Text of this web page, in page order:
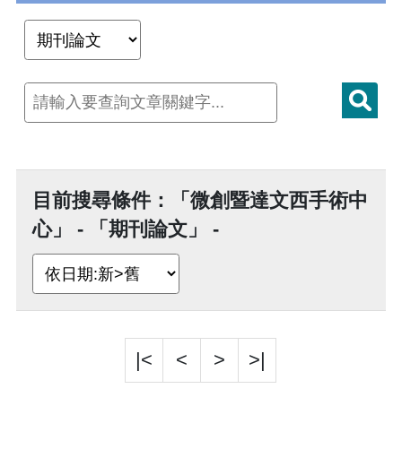
目前搜尋條件：「微創暨達文西手術中
心」 - 「期刊論文」 -
|< < > >|